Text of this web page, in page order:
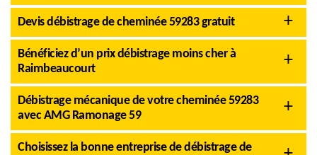
Devis débistrage de cheminée 59283 gratuit
Bénéficiez d’un prix débistrage moins cher à
Raimbeaucourt
Débistrage mécanique de votre cheminée 59283
avec AMG Ramonage 59
Choisissez la bonne entreprise de débistrage de